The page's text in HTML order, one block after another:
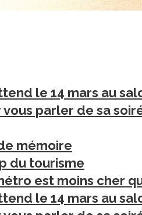
le 14 mars au
parler de sa
mémoire
du tourisme
est moins cher
le 14 mars au